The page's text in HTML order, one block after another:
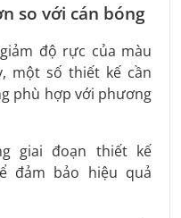
so với cán bóng
độ rực của màu
một số thiết kế cần
phù hợp với phương
giai đoạn thiết kế
đảm bảo hiệu quả